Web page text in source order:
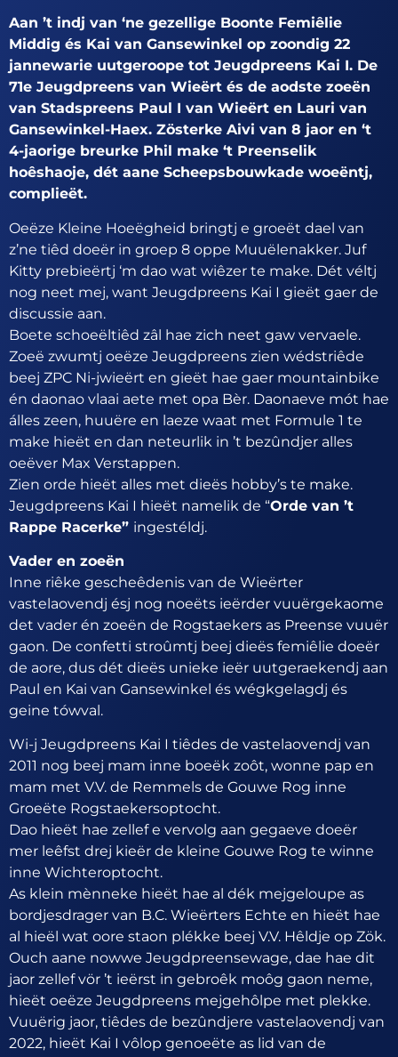
Aan ’t indj van ‘ne gezellige Boonte Femiêlie
Middig és Kai van Gansewinkel op zoondig 22
jannewarie uutgeroope tot Jeugdpreens Kai I. De
71e Jeugdpreens van Wieërt és de aodste zoeën
van Stadspreens Paul I van Wieërt en Lauri van
Gansewinkel-Haex. Zösterke Aivi van 8 jaor en ‘t
4-jaorige breurke Phil make ‘t Preenselik
hoêshaoje, dét aane Scheepsbouwkade woeëntj,
complieët.
Oeëze Kleine Hoeëgheid bringtj e groeët dael van
z’ne tiêd doeër in groep 8 oppe Muuëlenakker. Juf
Kitty prebieërtj ‘m dao wat wiêzer te make. Dét véltj
nog neet mej, want Jeugdpreens Kai I gieët gaer de
discussie aan.
Boete schoeëltiêd zâl hae zich neet gaw vervaele.
Zoeë zwumtj oeëze Jeugdpreens zien wédstriêde
beej ZPC Ni-jwieërt en gieët hae gaer mountainbike
én daonao vlaai aete met opa Bèr. Daonaeve mót hae
álles zeen, huuëre en laeze waat met Formule 1 te
make hieët en dan neteurlik in ’t bezûndjer alles
oeëver Max Verstappen.
Zien orde hieët alles met dieës hobby’s te make.
Jeugdpreens Kai I hieët namelik de “Orde van ’t
Rappe Racerke” ingestéldj.
Vader en zoeën
Inne riêke gescheêdenis van de Wieërter
vastelaovendj ésj nog noeëts ieërder vuuërgekaome
det vader én zoeën de Rogstaekers as Preense vuuër
gaon. De confetti stroûmtj beej dieës femiêlie doeër
de aore, dus dét dieës unieke ieër uutgeraekendj aan
Paul en Kai van Gansewinkel és wégkgelagdj és
geine tówval.
Wi-j Jeugdpreens Kai I tiêdes de vastelaovendj van
2011 nog beej mam inne boeëk zoôt, wonne pap en
mam met V.V. de Remmels de Gouwe Rog inne
Groeëte Rogstaekersoptocht.
Dao hieët hae zellef e vervolg aan gegaeve doeër
mer leêfst drej kieër de kleine Gouwe Rog te winne
inne Wichteroptocht.
As klein mènneke hieët hae al dék mejgeloupe as
bordjesdrager van B.C. Wieërters Echte en hieët hae
al hieël wat oore staon plékke beej V.V. Hêldje op Zök.
Ouch aane nowwe Jeugdpreensewage, dae hae dit
jaor zellef vör ’t ieërst in gebroêk moôg gaon neme,
hieët oeëze Jeugdpreens mejgehôlpe met plekke.
Vuuërig jaor, tiêdes de bezûndjere vastelaovendj van
2022, hieët Kai I vôlop genoeëte as lid van de